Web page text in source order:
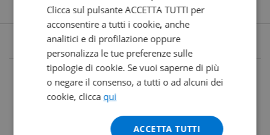
Clicca sul pulsante ACCETTA TUTTI per
acconsentire a tutti i cookie, anche
analitici e di profilazione oppure
personalizza le tue preferenze sulle
tipologie di cookie. Se vuoi saperne di più
o negare il consenso, a tutti o ad alcuni dei
cookie, clicca qui
ACCETTA TUTTI